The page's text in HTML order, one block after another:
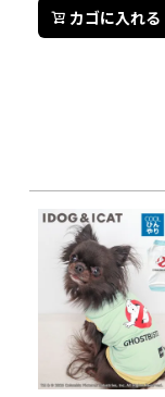
カゴに入れる